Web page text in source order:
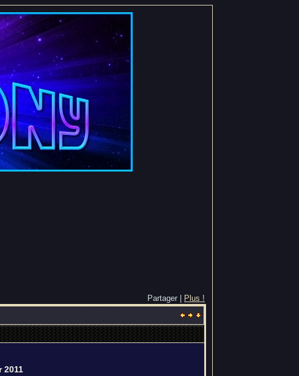
Partager | Plus !
2011